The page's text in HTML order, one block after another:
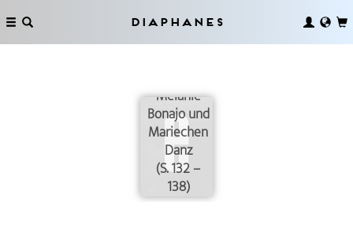
Diaphanes
Melanie
Bonajo und
Mariechen
Danz
(S. 132 –
138)